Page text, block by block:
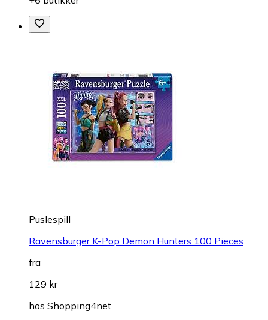
Puslespill
Ravensburger K-Pop Demon Hunters 100 Pieces
fra
129 kr
hos Shopping4net